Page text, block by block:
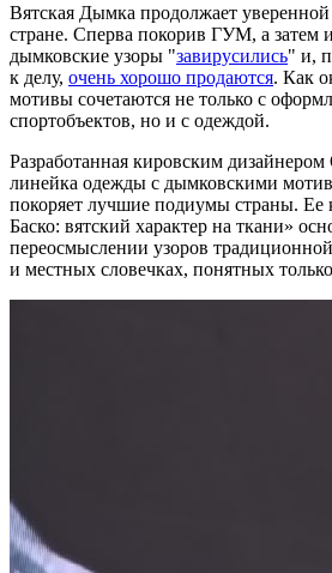
Вятская Дымка продолжает
стране. Сперва покорив ГУМ, а затем и
дымковские узоры "завирусились" и,
к делу, очень хорошо продаются. Как
мотивы сочетаются не только с
спортобъектов, но и с одеждой.
Разработанная кировским
линейка одежды с дымковскими
покоряет лучшие подиумы страны. Ее
Баско: вятский характер на ткани»
переосмыслении узоров
и местных словечках, понятных